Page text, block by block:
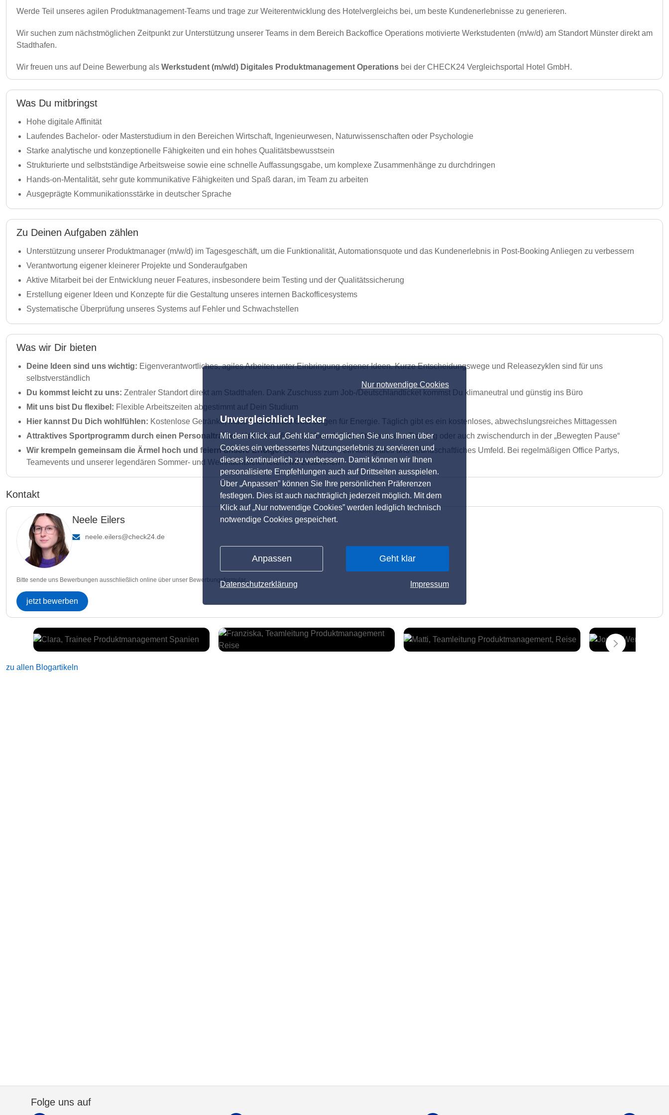
Nur notwendige Cookies
Unvergleichlich lecker
Mit dem Klick auf „Geht klar” ermöglichen Sie uns Ihnen über
Cookies ein verbessertes Nutzungserlebnis zu servieren und
dieses kontinuierlich zu verbessern. Damit können wir Ihnen
personalisierte Empfehlungen auch auf Drittseiten ausspielen.
Über „Anpassen” können Sie Ihre persönlichen Präferenzen
festlegen. Dies ist auch nachträglich jederzeit möglich. Mit dem
Klick auf „Nur notwendige Cookies” werden lediglich technisch
notwendige Cookies gespeichert.
Anpassen Geht klar
Datenschutzerklärung Impressum
Werde Teil unseres agilen Produktmanagement-Teams und trage zur Weiterentwicklung des Hotelvergleichs bei, um beste Kundenerlebnisse zu generieren.
Wir suchen zum nächstmöglichen Zeitpunkt zur Unterstützung unserer Teams in dem Bereich Backoffice Operations motivierte Werkstudenten (m/w/d) am Standort Münster direkt am
Stadthafen.
Wir freuen uns auf Deine Bewerbung als Werkstudent (m/w/d) Digitales Produktmanagement Operations ​​​​​​bei der CHECK24 Vergleichsportal Hotel GmbH.
Was Du mitbringst
Hohe digitale Affinität
Laufendes Bachelor- oder Masterstudium in den Bereichen Wirtschaft, Ingenieurwesen, Naturwissenschaften oder Psychologie
Starke analytische und konzeptionelle Fähigkeiten und ein hohes Qualitätsbewusstsein
Strukturierte und selbstständige Arbeitsweise sowie eine schnelle Auffassungsgabe, um komplexe Zusammenhänge zu durchdringen
Hands-on-Mentalität, sehr gute kommunikative Fähigkeiten und Spaß daran, im Team zu arbeiten
Ausgeprägte Kommunikationsstärke in deutscher Sprache
Zu Deinen Aufgaben zählen
Unterstützung unserer Produktmanager (m/w/d) im Tagesgeschäft, um die Funktionalität, Automationsquote und das Kundenerlebnis in Post-Booking Anliegen zu verbessern
Verantwortung eigener kleinerer Projekte und Sonderaufgaben
Aktive Mitarbeit bei der Entwicklung neuer Features, insbesondere beim Testing und der Qualitätssicherung
Erstellung eigener Ideen und Konzepte für die Gestaltung unseres internen Backofficesystems
Systematische Überprüfung unseres Systems auf Fehler und Schwachstellen
Was wir Dir bieten
Deine Ideen sind uns wichtig: Eigenverantwortliches, agiles Arbeiten unter Einbringung eigener Ideen. Kurze Entscheidungswege und Releasezyklen sind für uns
selbstverständlich
Du kommst leicht zu uns: Zentraler Standort direkt am Stadthafen. Dank Zuschuss zum Job-/Deutschlandticket kommst Du klimaneutral und günstig ins Büro
Mit uns bist Du flexibel: Flexible Arbeitszeiten abgestimmt auf Dein Studium
Hier kannst Du Dich wohlfühlen: Kostenlose Getränke, Müsli und frisches Obst sorgen für Energie. Täglich gibt es ein kostenloses, abwechslungsreiches Mittagessen
Attraktives Sportprogramm durch einen Personaltrainer:Halte Dich fit durch Yoga, Rückenfit, Bootcamp-Training oder auch zwischendurch in der „Bewegten Pause“
Wir krempeln gemeinsam die Ärmel hoch und feiern unsere Erfolge:Bei uns herrscht ein kollegiales und freundschaftliches Umfeld. Bei regelmäßigen Office Partys,
Teamevents und unserer legendären Sommer- und Weihnachtsfeier feiern wir zusammen
Kontakt
Neele Eilers
neele.eilers@check24.de
Bitte sende uns Bewerbungen ausschließlich online über unser Bewerbungsformular.
jetzt bewerben
zu allen Blogartikeln
Folge uns auf